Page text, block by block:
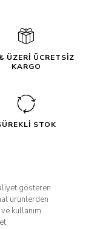
ÜZERİ ÜCRETSİZ
KARGO
STOK
gösteren
ürünlerden
kullanım